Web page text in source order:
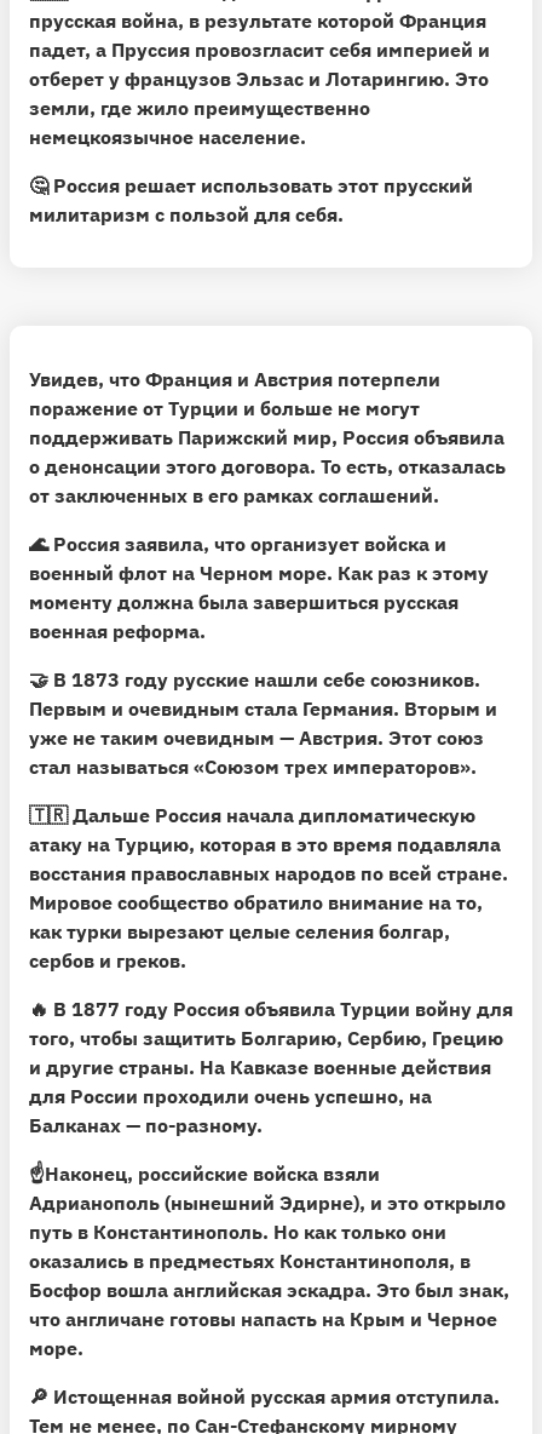
прусская война, в результате которой Франция
падет, а Пруссия провозгласит себя империей и
отберет у французов Эльзас и Лотарингию. Это
земли, где жило преимущественно
немецкоязычное население.
🤔 Россия решает использовать этот прусский
милитаризм с пользой для себя.
Увидев, что Франция и Австрия потерпели
поражение от Турции и больше не могут
поддерживать Парижский мир, Россия объявила
о денонсации этого договора. То есть, отказалась
от заключенных в его рамках соглашений.
🌊 Россия заявила, что организует войска и
военный флот на Черном море. Как раз к этому
моменту должна была завершиться русская
военная реформа.
🤝 В 1873 году русские нашли себе союзников.
Первым и очевидным стала Германия. Вторым и
уже не таким очевидным — Австрия. Этот союз
стал называться «Союзом трех императоров».
🇹🇷 Дальше Россия начала дипломатическую
атаку на Турцию, которая в это время подавляла
восстания православных народов по всей стране.
Мировое сообщество обратило внимание на то,
как турки вырезают целые селения болгар,
сербов и греков.
🔥 В 1877 году Россия объявила Турции войну для
того, чтобы защитить Болгарию, Сербию, Грецию
и другие страны. На Кавказе военные действия
для России проходили очень успешно, на
Балканах — по-разному.
☝️Наконец, российские войска взяли
Адрианополь (нынешний Эдирне), и это открыло
путь в Константинополь. Но как только они
оказались в предместьях Константинополя, в
Босфор вошла английская эскадра. Это был знак,
что англичане готовы напасть на Крым и Черное
море.
🔎 Истощенная войной русская армия отступила.
Тем не менее, по Сан-Стефанскому мирному